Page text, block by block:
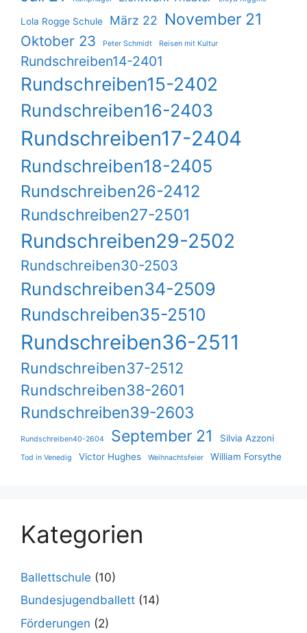
Lola Rogge Schule März 22 November 21
Oktober 23 Peter Schmidt Reisen mit Kultur
Rundschreiben14-2401
Rundschreiben15-2402
Rundschreiben16-2403
Rundschreiben17-2404
Rundschreiben18-2405
Rundschreiben26-2412
Rundschreiben27-2501
Rundschreiben29-2502
Rundschreiben30-2503
Rundschreiben34-2509
Rundschreiben35-2510
Rundschreiben36-2511
Rundschreiben37-2512
Rundschreiben38-2601
Rundschreiben39-2603
Rundschreiben40-2604 September 21 Silvia Azzoni
Tod in Venedig Victor Hughes Weihnachtsfeier William Forsythe
Kategorien
Ballettschule (10)
Bundesjugendballett (14)
Förderungen (2)